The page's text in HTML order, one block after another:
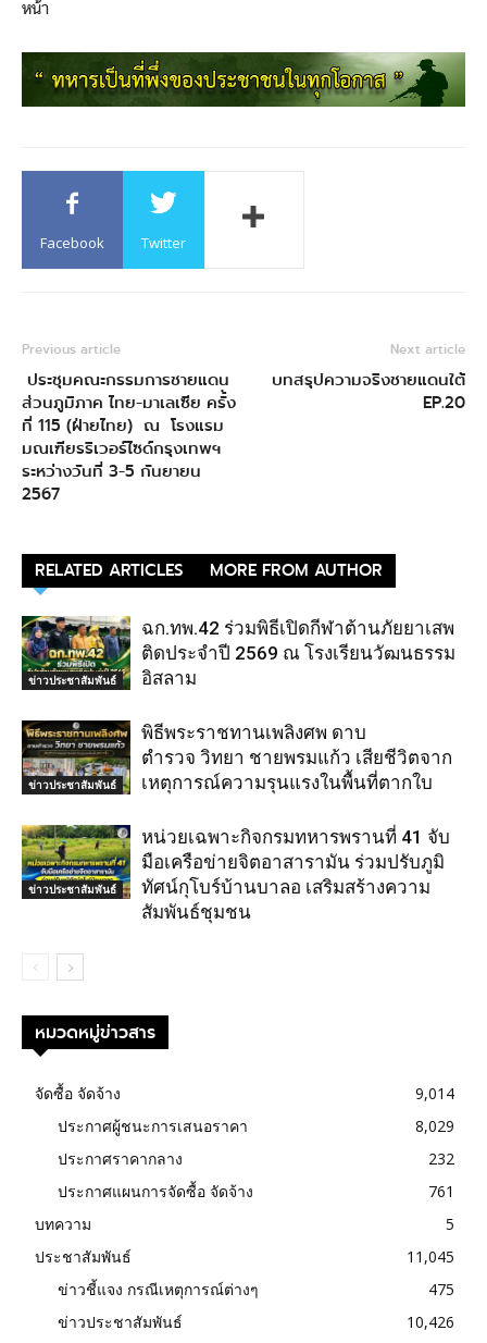
หน้า
Facebook Twitter
Previous article
ประชุมคณะกรรมการชายแดน
ส่วนภูมิภาค ไทย-มาเลเซีย ครั้ง
ที่ 115 (ฝ่ายไทย) ณ โรงแรม
มณเฑียรริเวอร์ไซด์กรุงเทพฯ
ระหว่างวันที่ 3-5 กันยายน
2567
Next article
บทสรุปความจริงชายแดนใต้
EP.20
RELATED ARTICLES MORE FROM AUTHOR
ข่าวประชาสัมพันธ์
ฉก.ทพ.42 ร่วมพิธีเปิดกีฬาต้านภัยยาเสพ
ติดประจำปี 2569 ณ โรงเรียนวัฒนธรรม
อิสลาม
ข่าวประชาสัมพันธ์
พิธีพระราชทานเพลิงศพ ดาบ
ตำรวจ วิทยา ชายพรมแก้ว เสียชีวิตจาก
เหตุการณ์ความรุนแรงในพื้นที่ตากใบ
ข่าวประชาสัมพันธ์
หน่วยเฉพาะกิจกรมทหารพรานที่ 41 จับ
มือเครือข่ายจิตอาสารามัน ร่วมปรับภูมิ
ทัศน์กุโบร์บ้านบาลอ เสริมสร้างความ
สัมพันธ์ชุมชน
หมวดหมู่ข่าวสาร
จัดซื้อ จัดจ้าง
9,014
ประกาศผู้ชนะการเสนอราคา
8,029
ประกาศราคากลาง
232
ประกาศแผนการจัดซื้อ จัดจ้าง
761
บทความ
5
ประชาสัมพันธ์
11,045
ข่าวชี้แจง กรณีเหตุการณ์ต่างๆ
475
ข่าวประชาสัมพันธ์
10,426